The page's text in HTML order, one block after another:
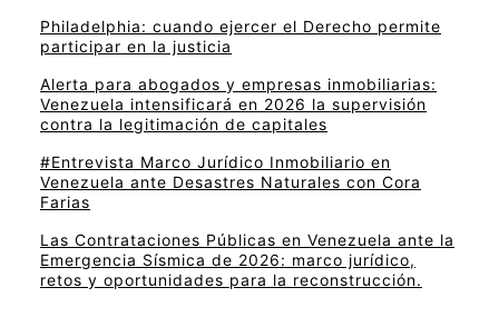
Philadelphia: cuando ejercer el Derecho permite
participar en la justicia
Alerta para abogados y empresas inmobiliarias:
Venezuela intensificará en 2026 la supervisión
contra la legitimación de capitales
#Entrevista Marco Jurídico Inmobiliario en
Venezuela ante Desastres Naturales con Cora
Farias
Las Contrataciones Públicas en Venezuela ante la
Emergencia Sísmica de 2026: marco jurídico,
retos y oportunidades para la reconstrucción.